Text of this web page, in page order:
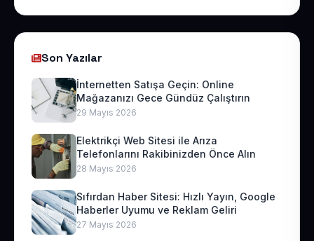
Son Yazılar
İnternetten Satışa Geçin: Online
Mağazanızı Gece Gündüz Çalıştırın
29 Mayıs 2026
Elektrikçi Web Sitesi ile Arıza
Telefonlarını Rakibinizden Önce Alın
28 Mayıs 2026
Sıfırdan Haber Sitesi: Hızlı Yayın, Google
Haberler Uyumu ve Reklam Geliri
27 Mayıs 2026